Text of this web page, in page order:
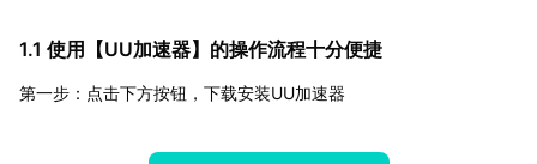
1.1 使用【UU加速器】的操作流程十分便捷
第一步：点击下方按钮，下载安装UU加速器